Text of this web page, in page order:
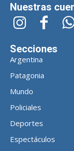
Nuestras
Secciones
Argentina
Patagonia
Mundo
Policiales
Deportes
Espectáculos